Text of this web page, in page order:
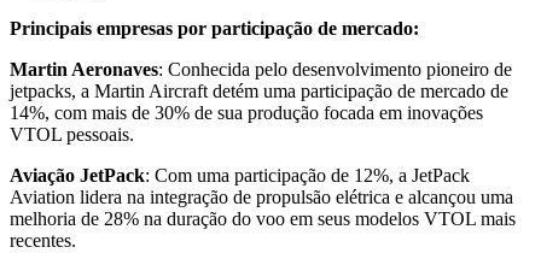
Principais empresas por participação de mercado:
Martin Aeronaves: Conhecida pelo desenvolvimento pioneiro de
jetpacks, a Martin Aircraft detém uma participação de mercado de
14%, com mais de 30% de sua produção focada em inovações
VTOL pessoais.
Aviação JetPack: Com uma participação de 12%, a JetPack
Aviation lidera na integração de propulsão elétrica e alcançou uma
melhoria de 28% na duração do voo em seus modelos VTOL mais
recentes.